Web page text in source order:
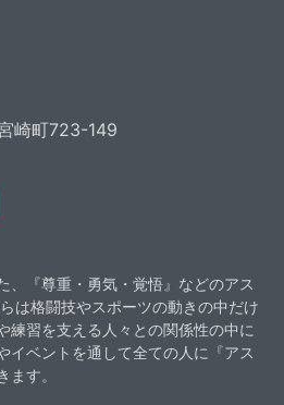
崎町723-149
、『尊重・勇気・覚悟』などのアス
は格闘技やスポーツの動きの中だけ
練習を支える人々との関係性の中に
イベントを通して全ての人に『アス
ます。